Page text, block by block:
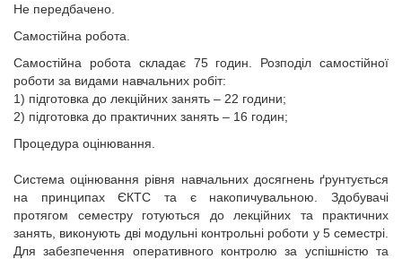
Не передбачено.
Самостійна робота.
Самостійна робота складає 75 годин. Розподіл самостійної
роботи за видами навчальних робіт:
1) підготовка до лекційних занять – 22 години;
2) підготовка до практичних занять – 16 годин;
Процедура оцінювання.
Система оцінювання рівня навчальних досягнень ґрунтується
на принципах ЄКТС та є накопичувальною. Здобувачі
протягом семестру готуються до лекційних та практичних
занять, виконують дві модульні контрольні роботи у 5 семестрі.
Для забезпечення оперативного контролю за успішністю та